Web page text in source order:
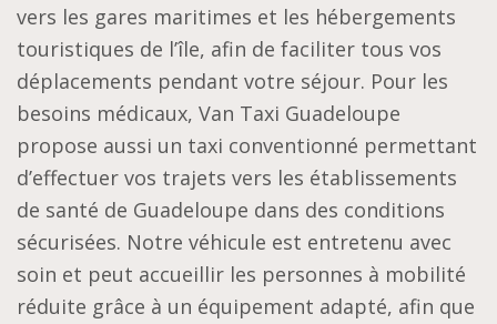
vers les gares maritimes et les hébergements
touristiques de l’île, afin de faciliter tous vos
déplacements pendant votre séjour. Pour les
besoins médicaux, Van Taxi Guadeloupe
propose aussi un taxi conventionné permettant
d’effectuer vos trajets vers les établissements
de santé de Guadeloupe dans des conditions
sécurisées. Notre véhicule est entretenu avec
soin et peut accueillir les personnes à mobilité
réduite grâce à un équipement adapté, afin que